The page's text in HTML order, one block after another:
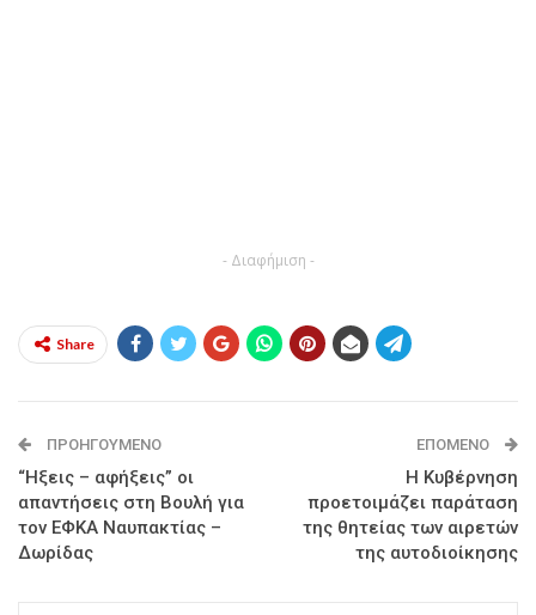
- Διαφήμιση -
Share
ΠΡΟΗΓΟΎΜΕΝΟ
“Ηξεις – αφήξεις” οι
απαντήσεις στη Βουλή για
τον ΕΦΚΑ Ναυπακτίας –
Δωρίδας
ΕΠΌΜΕΝΟ
Η Κυβέρνηση
προετοιμάζει παράταση
της θητείας των αιρετών
της αυτοδιοίκησης